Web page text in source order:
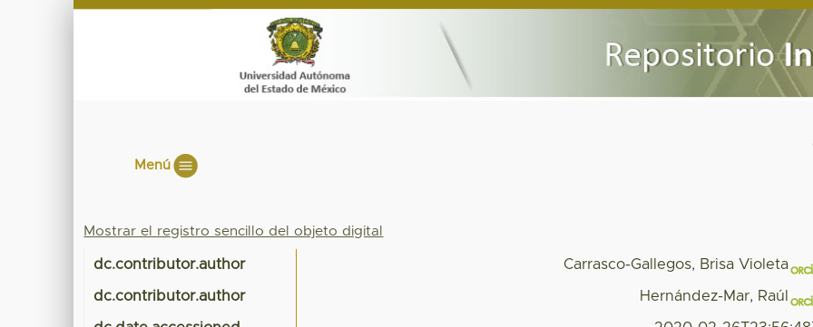
Menú
Mostrar el registro sencillo del objeto digital
dc.contributor.author Carrasco-Gallegos, Brisa Violeta
dc.contributor.author Hernández-Mar, Raúl